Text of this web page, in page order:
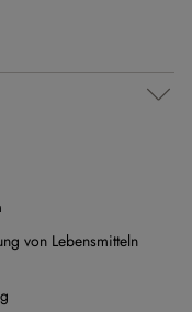
von Lebensmitteln